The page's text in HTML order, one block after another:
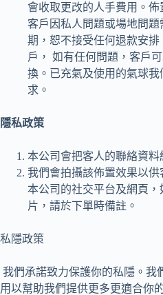
會收取更改的人手費用。
客戶因私人問題或場地問
期，恕不接受任何退款安
戶， 如有任何問題，客戶
換。已充氣及使用的氣球
求。
隱私政策
本公司會把客人的聯絡資
我們會拍攝該佈置效果以
本公司的社交平台及網頁
片，請於下單時備註。
私隱政策
我們承諾致力保護你的私隱。我
用以幫助我們提供更多更適合你